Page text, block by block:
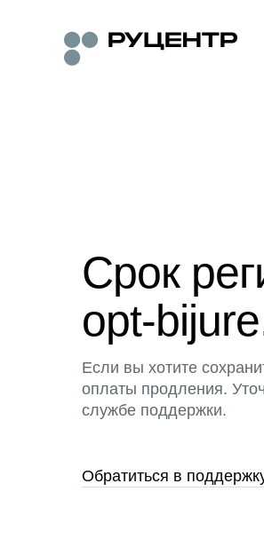
Срок
opt-
Если вы хотите
оплаты продления.
службе поддержки.
Обратиться в